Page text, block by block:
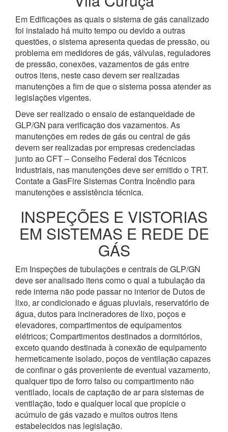
Em Edificações as quais o sistema de gás canalizado
foi instalado há muito tempo ou devido a outras
questões, o sistema apresenta quedas de pressão, ou
problema em medidores de gás, válvulas, reguladores
de pressão, conexões, vazamentos de gás entre
outros itens, neste caso devem ser realizadas
manutenções a fim de que o sistema possa atender as
legislações vigentes.
Deve ser realizado o ensaio de estanqueidade de
GLP/GN para verificação dos vazamentos. As
manutenções em redes de gás ou central de gás
devem ser realizadas por empresas credenciadas
junto ao CFT – Conselho Federal dos Técnicos
Industriais, nas manutenções deve ser emitido o TRT.
Contate a GasFire Sistemas Contra Incêndio para
manutenções e assistência técnica.
INSPEÇÕES E VISTORIAS
EM SISTEMAS E REDE DE
GÁS
Em Inspeções de tubulações e centrais de GLP/GN
deve ser analisado itens como o qual a tubulação da
rede interna não pode passar no interior de Dutos de
lixo, ar condicionado e águas pluviais, reservatório de
água, dutos para incineradores de lixo, poços e
elevadores, compartimentos de equipamentos
elétricos; Compartimentos destinados a dormitórios,
exceto quando destinada à conexão de equipamento
hermeticamente isolado, poços de ventilação capazes
de confinar o gás proveniente de eventual vazamento,
qualquer tipo de forro falso ou compartimento não
ventilado, locais de captação de ar para sistemas de
ventilação, todo e qualquer local que propicie o
acúmulo de gás vazado e muitos outros itens
estabelecidos nas legislação.